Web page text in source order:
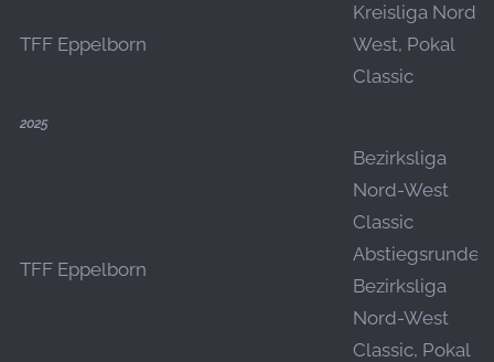
TFF Eppelborn
Kreisliga Nord-
West, Pokal
Classic
2025
TFF Eppelborn
Bezirksliga
Nord-West
Classic
Abstiegsrunde,
Bezirksliga
Nord-West
Classic, Pokal